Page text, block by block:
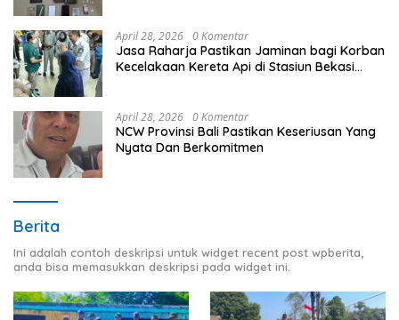
April 28, 2026 0 Komentar
Jasa Raharja Pastikan Jaminan bagi Korban
Kecelakaan Kereta Api di Stasiun Bekasi
April 28, 2026 0 Komentar
NCW Provinsi Bali Pastikan Keseriusan Yang
Nyata Dan Berkomitmen
Berita
Ini adalah contoh deskripsi untuk widget recent post wpberita,
anda bisa memasukkan deskripsi pada widget ini.